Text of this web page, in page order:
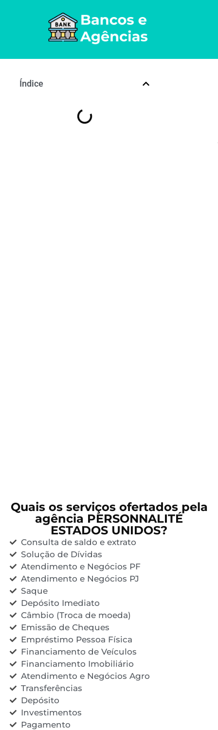
Índice
Quais os serviços ofertados pela
agência PERSONNALITÉ
ESTADOS UNIDOS?
Consulta de saldo e extrato
Solução de Dívidas
Atendimento e Negócios PF
Atendimento e Negócios PJ
Saque
Depósito Imediato
Câmbio (Troca de moeda)
Emissão de Cheques
Empréstimo Pessoa Física
Financiamento de Veículos
Financiamento Imobiliário
Atendimento e Negócios Agro
Transferências
Depósito
Investimentos
Pagamento